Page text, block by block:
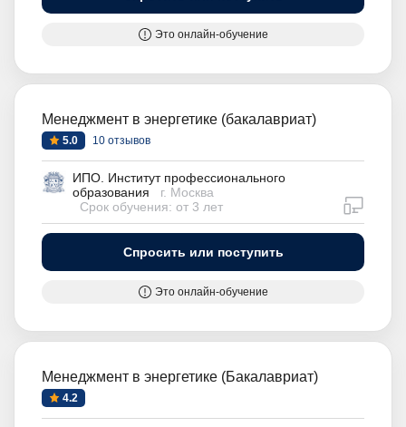
Это онлайн-обучение
Менеджмент в энергетике (бакалавриат)
5.0 10 отзывов
ИПО. Институт профессионального
образования
г. Москва
Срок обучения: от 3 лет
Спросить или поступить
Это онлайн-обучение
Менеджмент в энергетике (Бакалавриат)
4.2